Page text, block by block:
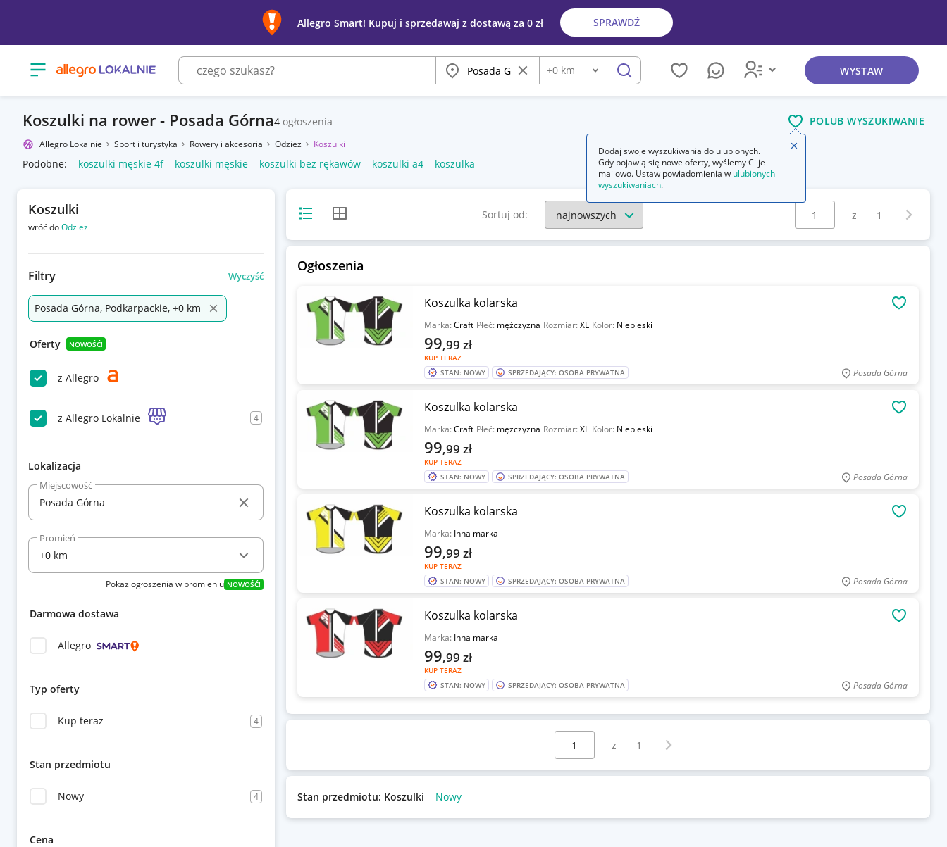
Allegro Smart! Kupuj i sprzedawaj z dostawą za 0 zł SPRAWDŹ
Otwórz menu z kategoriami Miasto Wyczyść frazę
Odległość
+0 km szukaj WYSTAW
Koszulki na rower - Posada Górna4 ogłoszenia POLUB WYSZUKIWANIE
Allegro Lokalnie Sport i turystyka Rowery i akcesoria Odzież Koszulki
Podobne: koszulki męskie 4f koszulki męskie koszulki bez rękawów koszulki a4 koszulka
Koszulki
wróć doOdzież
Filtry Wyczyść
Posada Górna, Podkarpackie, +0 km
Oferty NOWOŚĆ!
z Allegro
z Allegro Lokalnie 4
Lokalizacja
Miejscowość
Promień
Pokaż ogłoszenia w promieniu NOWOŚĆ!
Darmowa dostawa
Allegro
Typ oferty
Kup teraz 4
Stan przedmiotu
Nowy 4
Cena
Widok listyWidok siatki Sortuj od:
Wybierz stronę:
z 1
Ogłoszenia
Koszulka kolarska
Marka:Craft Płeć: mężczyzna Rozmiar:XL Kolor: Niebieski
KUP TERAZ
99,99 zł
STAN: NOWY SPRZEDAJĄCY: OSOBA PRYWATNA Posada Górna
Koszulka kolarska
Marka:Craft Płeć: mężczyzna Rozmiar:XL Kolor: Niebieski
KUP TERAZ
99,99 zł
STAN: NOWY SPRZEDAJĄCY: OSOBA PRYWATNA Posada Górna
Koszulka kolarska
Marka: Inna marka
KUP TERAZ
99,99 zł
STAN: NOWY SPRZEDAJĄCY: OSOBA PRYWATNA Posada Górna
Koszulka kolarska
Marka: Inna marka
KUP TERAZ
99,99 zł
STAN: NOWY SPRZEDAJĄCY: OSOBA PRYWATNA Posada Górna
Wybierz stronę:
z 1 Następna strona
Stan przedmiotu: Koszulki Nowy
Dodaj swoje wyszukiwania do ulubionych.
Gdy pojawią się nowe oferty, wyślemy Ci je
mailowo. Ustaw powiadomienia w ulubionych
wyszukiwaniach.
Zamknij wskazówkę